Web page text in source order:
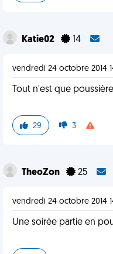
Katie02 14
vendredi 24 octobre 2014
Tout n'est que
29 3
TheoZon 25
vendredi 24 octobre 2014
Une soirée partie en